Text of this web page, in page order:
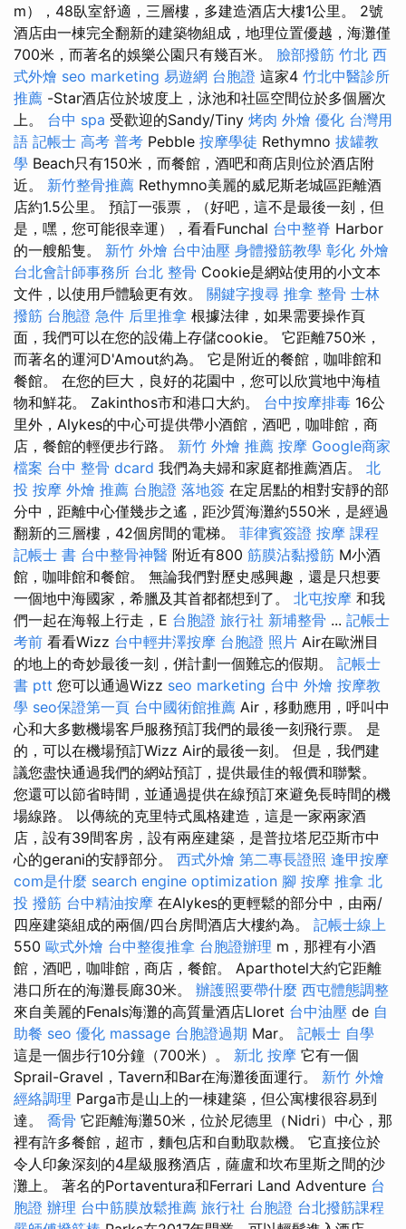
m），48臥室舒適，三層樓，多建造酒店大樓1公里。 2號
酒店由一棟完全翻新的建築物組成，地理位置優越，海灘僅
700米，而著名的娛樂公園只有幾百米。 臉部撥筋 竹北 西
式外燴 seo marketing 易遊網 台胞證 這家4 竹北中醫診所
推薦 -Star酒店位於坡度上，泳池和社區空間位於多個層次
上。 台中 spa 受歡迎的Sandy/Tiny 烤肉 外燴 優化 台灣用
語 記帳士 高考 普考 Pebble 按摩學徒 Rethymno 拔罐教
學 Beach只有150米，而餐館，酒吧和商店則位於酒店附
近。 新竹整骨推薦 Rethymno美麗的威尼斯老城區距離酒
店約1.5公里。 預訂一張票，（好吧，這不是最後一刻，但
是，嘿，您可能很幸運），看看Funchal 台中整脊 Harbor
的一艘船隻。 新竹 外燴 台中油壓 身體撥筋教學 彰化 外燴
台北會計師事務所 台北 整骨 Cookie是網站使用的小文本
文件，以使用戶體驗更有效。 關鍵字搜尋 推拿 整骨 士林
撥筋 台胞證 急件 后里推拿 根據法律，如果需要操作頁
面，我們可以在您的設備上存儲cookie。 它距離750米，
而著名的運河D'Amout約為。 它是附近的餐館，咖啡館和
餐館。 在您的巨大，良好的花園中，您可以欣賞地中海植
物和鮮花。 Zakinthos市和港口大約。 台中按摩排毒 16公
里外，Alykes的中心可提供帶小酒館，酒吧，咖啡館，商
店，餐館的輕便步行路。 新竹 外燴 推薦 按摩 Google商家
檔案 台中 整骨 dcard 我們為夫婦和家庭都推薦酒店。 北
投 按摩 外燴 推薦 台胞證 落地簽 在定居點​​的相對安靜的部
分中，距離中心僅幾步之遙，距沙質海灘約550米，是經過
翻新的三層樓，42個房間的電梯。 菲律賓簽證 按摩 課程
記帳士 書 台中整骨神醫 附近有800 筋膜沾黏撥筋 M小酒
館，咖啡館和餐館。 無論我們對歷史感興趣，還是只想要
一個地中海國家，希臘及其首都都想到了。 北屯按摩 和我
們一起在海報上行走，E 台胞證 旅行社 新埔整骨 ... 記帳士
考前 看看Wizz 台中輕井澤按摩 台胞證 照片 Air在歐洲目
的地上的奇妙最後一刻，併計劃一個難忘的假期。 記帳士
書 ptt 您可以通過Wizz seo marketing 台中 外燴 按摩教
學 seo保證第一頁 台中國術館推薦 Air，移動應用，呼叫中
心和大多數機場客戶服務預訂我們的最後一刻飛行票。 是
的，可以在機場預訂Wizz Air的最後一刻。 但是，我們建
議您盡快通過我們的網站預訂，提供最佳的報價和聯繫。
您還可以節省時間，並通過提供在線預訂來避免長時間的機
場線路。 以傳統的克里特式風格建造，這是一家兩家酒
店，設有39間客房，設有兩座建築，是普拉塔尼亞斯市中
心的gerani的安靜部分。 西式外燴 第二專長證照 逢甲按摩
com是什麼 search engine optimization 腳 按摩 推拿 北
投 撥筋 台中精油按摩 在Alykes的更輕鬆的部分中，由兩/
四座建築組成的兩個/四台房間酒店大樓約為。 記帳士線上
550 歐式外燴 台中整復推拿 台胞證辦理 m，那裡有小酒
館，酒吧，咖啡館，商店，餐館。 Aparthotel大約它距離
港口所在的海灘長廊30米。 辦護照要帶什麼 西屯體態調整
來自美麗的Fenals海灘的高質量酒店Lloret 台中油壓 de 自
助餐 seo 優化 massage 台胞證過期 Mar。 記帳士 自學
這是一個步行10分鐘（700米）。 新北 按摩 它有一個
Sprail-Gravel，Tavern和Bar在海灘後面運行。 新竹 外燴
經絡調理 Parga市是山上的一棟建築，但公寓樓很容易到
達。 喬骨 它距離海灘50米，位於尼德里（Nidri）中心，那
裡有許多餐館，超市，麵包店和自動取款機。 它直接位於
令人印象深刻的4星級服務酒店，薩盧和坎布里斯之間的沙
灘上。 著名的Portaventura和Ferrari Land Adventure 台
胞證 辦理 台中筋膜放鬆推薦 旅行社 台胞證 台北撥筋課程